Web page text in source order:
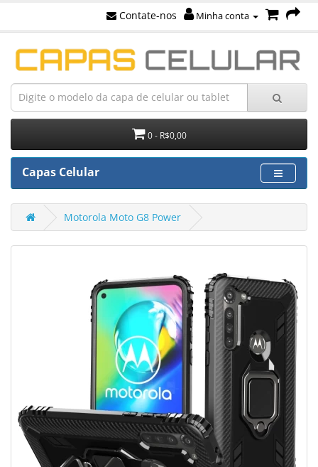
Contate-nos Minha conta
0 - R$0,00
Capas Celular
Motorola Moto G8 Power